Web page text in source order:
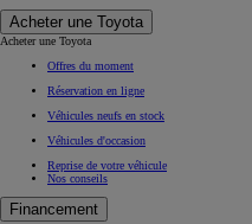
Acheter une Toyota
Acheter une Toyota
Offres du moment
Réservation en ligne
Véhicules neufs en stock
Véhicules d'occasion
Reprise de votre véhicule
Nos conseils
Financement